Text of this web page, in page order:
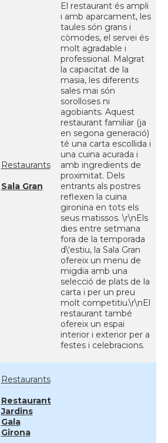
Restaurants
Sala Gran
El restaurant és ampli
i amb aparcament, les
taules són grans i
còmodes, el servei és
molt agradable i
professional. Malgrat
la capacitat de la
masia, les diferents
sales mai són
sorolloses ni
agobiants. Aquest
restaurant familiar (ja
en segona generació)
té una carta escollida i
una cuina acurada i
amb ingredients de
proximitat. Dels
entrants als postres
reflexen la cuina
gironina en tots els
seus matissos. \r\nEls
dies entre setmana
fora de la temporada
d\'estiu, la Sala Gran
ofereix un menu de
migdia amb una
selecció de plats de la
carta i per un preu
molt competitiu.\r\nEl
restaurant també
ofereix un espai
interior i exterior per a
festes i celebracions.
Restaurants
Restaurant
Jardins
Gala
Girona